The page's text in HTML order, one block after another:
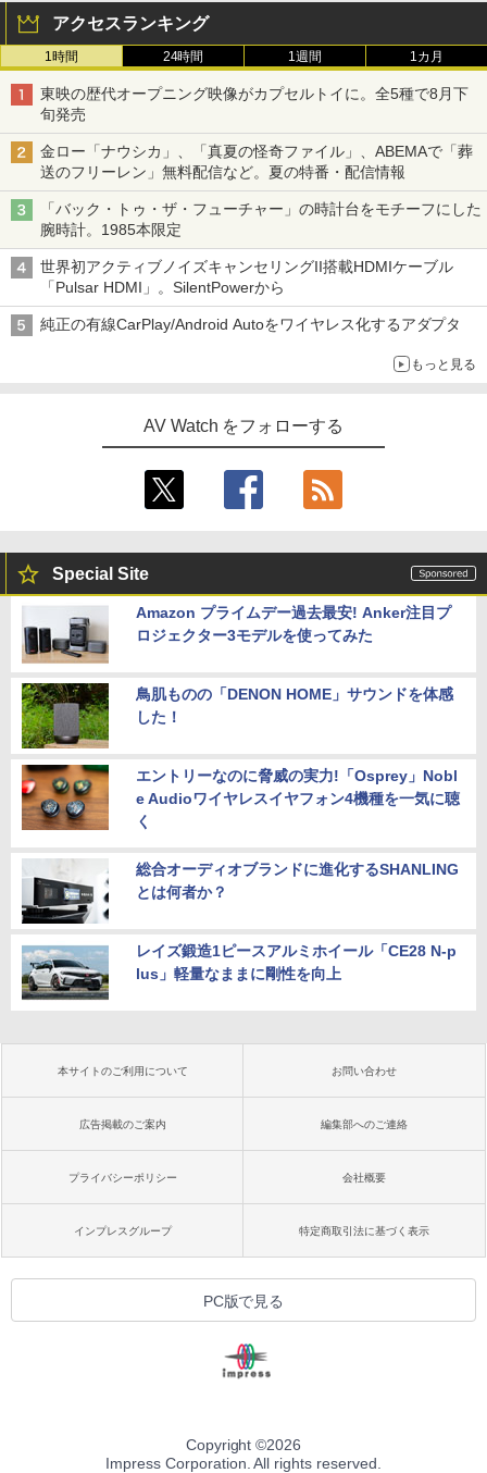
アクセスランキング
1時間 24時間 1週間 1カ月
東映の歴代オープニング映像がカプセルトイに。全5種で8月下
旬発売
金ロー「ナウシカ」、「真夏の怪奇ファイル」、ABEMAで「葬
送のフリーレン」無料配信など。夏の特番・配信情報
「バック・トゥ・ザ・フューチャー」の時計台をモチーフにした
腕時計。1985本限定
世界初アクティブノイズキャンセリングII搭載HDMIケーブル
「Pulsar HDMI」。SilentPowerから
純正の有線CarPlay/Android Autoをワイヤレス化するアダプタ
もっと見る
AV Watch をフォローする
Special Site
Amazon プライムデー過去最安! Anker注目プ
ロジェクター3モデルを使ってみた
鳥肌ものの「DENON HOME」サウンドを体感
した！
エントリーなのに脅威の実力!「Osprey」Nobl
e Audioワイヤレスイヤフォン4機種を一気に聴
く
総合オーディオブランドに進化するSHANLING
とは何者か？
レイズ鍛造1ピースアルミホイール「CE28 N-p
lus」軽量なままに剛性を向上
本サイトのご利用について お問い合わせ
広告掲載のご案内 編集部へのご連絡
プライバシーポリシー 会社概要
インプレスグループ 特定商取引法に基づく表示
PC版で見る
Copyright ©2026
Impress Corporation. All rights reserved.